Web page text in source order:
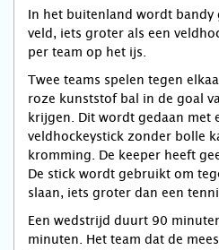
In het buitenland wordt bandy
veld, iets groter als een
per team op het ijs.
Twee teams spelen tegen
roze kunststof bal in de goal
krijgen. Dit wordt gedaan met
veldhockeystick zonder bolle
kromming. De keeper heeft
De stick wordt gebruikt om
slaan, iets groter dan een
Een wedstrijd duurt 90
minuten. Het team dat de